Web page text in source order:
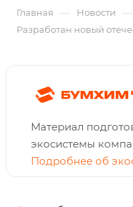
Главная — Новости —
Разработан новый
Материал
экосистемы
Подробнее об